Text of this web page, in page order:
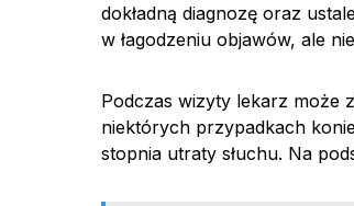
dokładną diagnozę oraz
w łagodzeniu objawów, ale
Podczas wizyty lekarz może
niektórych przypadkach
stopnia utraty słuchu. Na